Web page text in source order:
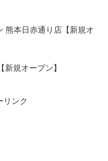
熊本日赤通り店【新規オ
規オープン】
リンク